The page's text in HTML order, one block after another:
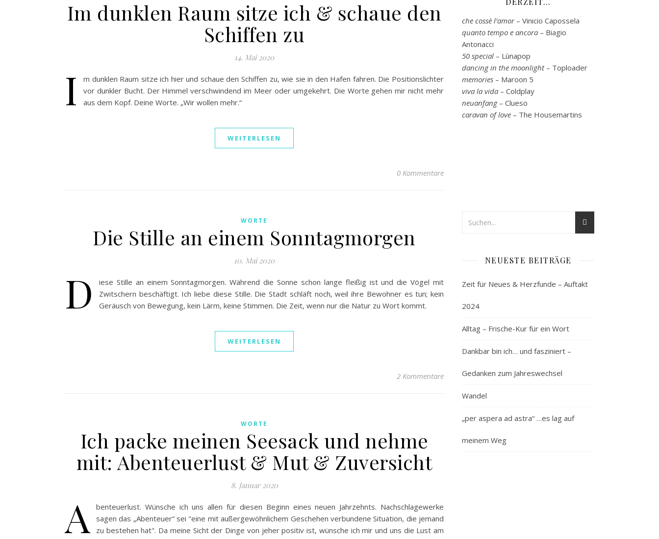
Im dunklen Raum sitze ich & schaue den
Schiffen zu
14. Mai 2020
I
m dunklen Raum sitze ich hier und schaue den Schiffen zu, wie sie in den Hafen fahren. Die Positionslichter
vor dunkler Bucht. Der Himmel verschwindend im Meer oder umgekehrt. Die Worte gehen mir nicht mehr
aus dem Kopf. Deine Worte. „Wir wollen mehr.“
WEITERLESEN
0 Kommentare
WORTE
Die Stille an einem Sonntagmorgen
10. Mai 2020
D
iese Stille an einem Sonntagmorgen. Während die Sonne schon lange fleißig ist und die Vögel mit
Zwitschern beschäftigt. Ich liebe diese Stille. Die Stadt schläft noch, weil ihre Bewohner es tun; kein
Geräusch von Bewegung, kein Lärm, keine Stimmen. Die Zeit, wenn nur die Natur zu Wort kommt.
WEITERLESEN
2 Kommentare
WORTE
Ich packe meinen Seesack und nehme
mit: Abenteuerlust & Mut & Zuversicht
8. Januar 2020
A
benteuerlust. Wünsche ich uns allen für diesen Beginn eines neuen Jahrzehnts. Nachschlagewerke
sagen das „Abenteuer“ sei "eine mit außergewöhnlichem Geschehen verbundene Situation, die jemand
zu bestehen hat". Da meine Sicht der Dinge von jeher positiv ist, wünsche ich mir und uns die Lust am
che cossè l’amor – Vinicio Capossela
quanto tempo e ancora – Biagio
Antonacci
50 special – Lùnapop
dancing in the moonlight– Toploader
memories – Maroon 5
viva la vida – Coldplay
neuanfang – Clueso
caravan of love – The Housemartins
NEUESTE BEITRÄGE
Zeit für Neues & Herzfunde – Auftakt
2024
Alltag – Frische-Kur für ein Wort
Dankbar bin ich… und fasziniert –
Gedanken zum Jahreswechsel
Wandel
„per aspera ad astra“ …es lag auf
meinem Weg